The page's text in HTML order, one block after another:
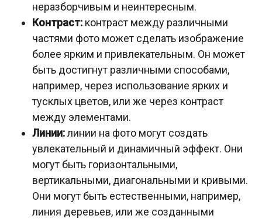
неразборчивым и неинтересным.
Контраст: контраст между различными
частями фото может сделать изображение
более ярким и привлекательным. Он может
быть достигнут различными способами,
например, через использование ярких и
тусклых цветов, или же через контраст
между элементами.
Линии:линии на фото могут создать
увлекательный и динамичный эффект. Они
могут быть горизонтальными,
вертикальными, диагональными и кривыми.
Они могут быть естественными, например,
линия деревьев, или же созданными